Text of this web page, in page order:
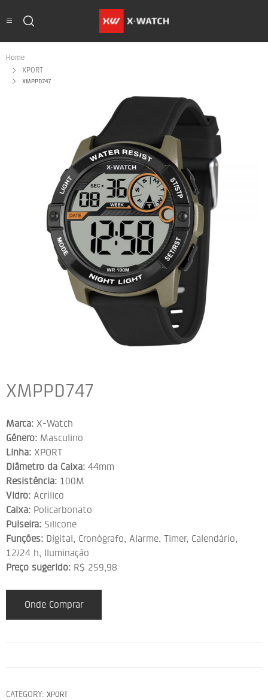
Home
XPORT
XMPPD747
XMPPD747
Marca: X-Watch
Gênero: Masculino
Linha: XPORT
Diâmetro da Caixa: 44mm
Resistência: 100M
Vidro: Acrílico
Caixa: Policarbonato
Pulseira: Silicone
Funções: Digital, Cronógrafo, Alarme, Timer, Calendário,
12/24 h, Iluminação
Preço sugerido: R$ 259,98
Onde Comprar
CATEGORY: XPORT